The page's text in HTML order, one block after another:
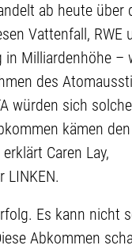
ab heute über
Vattenfall, RWE
in Milliardenhöhe –
des
würden sich
kämen den
Caren Lay,
LINKEN.
Es kann nicht
Abkommen